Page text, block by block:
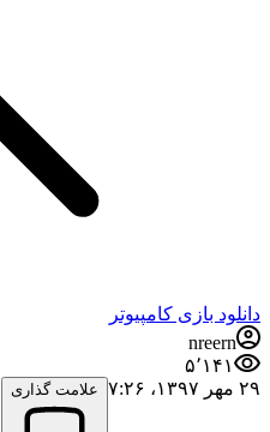
دانلود بازی کامپیوتر
nreern
۵٬۱۴۱
۲۹ مهر ۱۳۹۷،‏ ۷:۲۶
علامت گذاری